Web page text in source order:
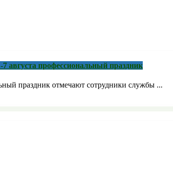
августа профессиональный праздник
праздник отмечают сотрудники службы ...